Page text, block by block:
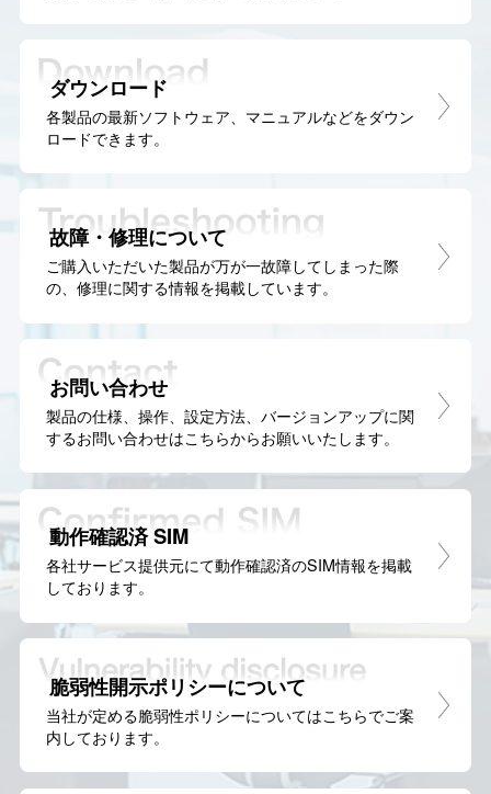
ダウンロード
各製品の最新ソフトウェア、マニュアルなどをダウン
ロードできます。
故障・修理について
ご購入いただいた製品が万が一故障してしまった際
の、修理に関する情報を掲載しています。
お問い合わせ
製品の仕様、操作、設定方法、バージョンアップに関
するお問い合わせはこちらからお願いいたします。
動作確認済 SIM
各社サービス提供元にて動作確認済のSIM情報を掲載
しております。
脆弱性開示ポリシーについて
当社が定める脆弱性ポリシーについてはこちらでご案
内しております。